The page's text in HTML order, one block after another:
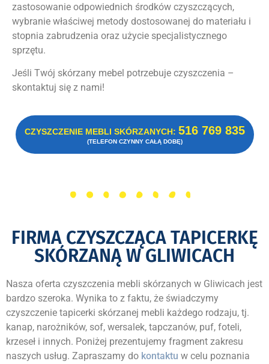
zastosowanie odpowiednich środków czyszczących,
wybranie właściwej metody dostosowanej do materiału i
stopnia zabrudzenia oraz użycie specjalistycznego
sprzętu.
Jeśli Twój skórzany mebel potrzebuje czyszczenia –
skontaktuj się z nami!
CZYSZCZENIE MEBLI SKÓRZANYCH: 516 769 835
(TELEFON CZYNNY CAŁĄ DOBĘ)
FIRMA CZYSZCZĄCA TAPICERKĘ
SKÓRZANĄ W GLIWICACH
Nasza oferta czyszczenia mebli skórzanych w Gliwicach jest
bardzo szeroka. Wynika to z faktu, że świadczymy
czyszczenie tapicerki skórzanej mebli każdego rodzaju, tj.
kanap, narożników, sof, wersalek, tapczanów, puf, foteli,
krzeseł i innych. Poniżej prezentujemy fragment zakresu
naszych usług. Zapraszamy do kontaktu w celu poznania